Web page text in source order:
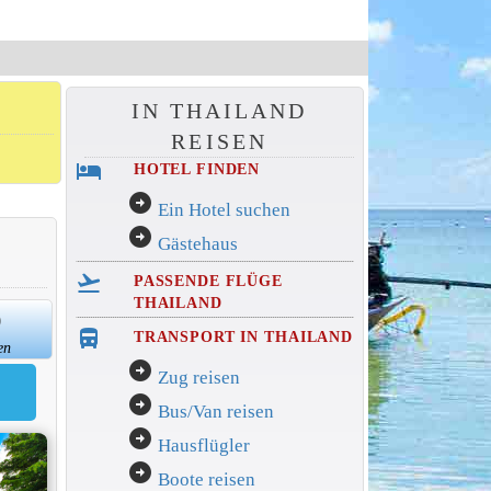
IN THAILAND
REISEN
hotel HOTEL FINDEN
arrow_circle_right Ein Hotel suchen
arrow_circle_right Gästehaus
flight_takeoff
PASSENDE FLÜGE
THAILAND
directions_bus_filled TRANSPORT IN THAILAND
arrow_circle_right Zug reisen
arrow_circle_right Bus/Van reisen
arrow_circle_right Hausflügler
arrow_circle_right Boote reisen